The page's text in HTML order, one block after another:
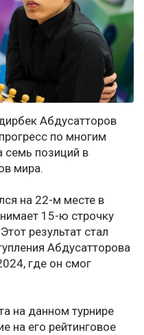
Абдусатторов
по многим
семь позиций в
мира.
на 22-м месте в
15-ю строчку
результат стал
Абдусатторова
где он смог
на данном турнире
на его рейтинговое